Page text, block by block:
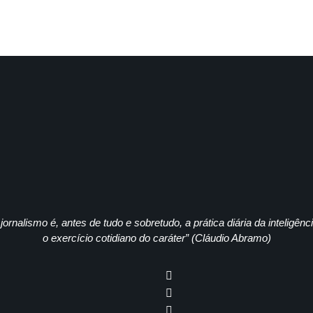
jornalismo é, antes de tudo e sobretudo, a prática diária da
o exercício cotidiano do caráter” (Cláudio Abramo)